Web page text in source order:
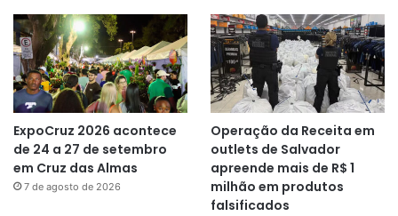
ExpoCruz 2026 acontece
de 24 a 27 de setembro
em Cruz das Almas
7 de agosto de 2026
Operação da Receita em
outlets de Salvador
apreende mais de R$ 1
milhão em produtos
falsificados